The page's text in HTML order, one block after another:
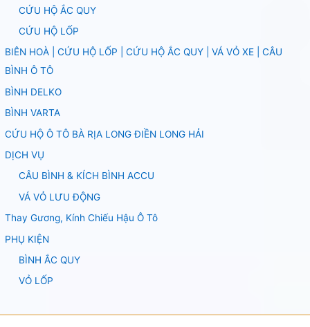
CỨU HỘ ẮC QUY
CỨU HỘ LỐP
BIÊN HOÀ | CỨU HỘ LỐP | CỨU HỘ ẮC QUY | VÁ VỎ XE | CÂU
BÌNH Ô TÔ
BÌNH DELKO
BÌNH VARTA
CỨU HỘ Ô TÔ BÀ RỊA LONG ĐIỀN LONG HẢI
DỊCH VỤ
CÂU BÌNH & KÍCH BÌNH ACCU
VÁ VỎ LƯU ĐỘNG
Thay Gương, Kính Chiếu Hậu Ô Tô
PHỤ KIỆN
BÌNH ẮC QUY
VỎ LỐP